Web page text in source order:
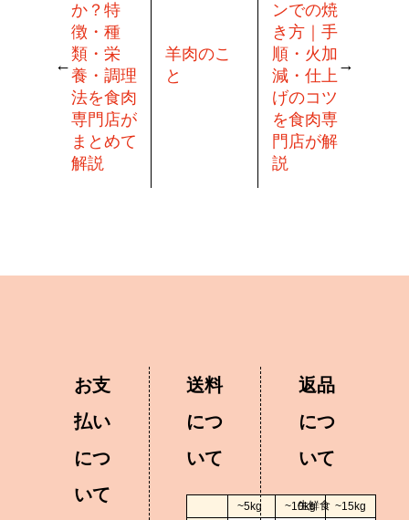
か？特
徴・種
類・栄
養・調理
法を食肉
専門店が
まとめて
解説
羊肉のこ
と
ンでの焼
き方｜手
順・火加
減・仕上
げのコツ
を食肉専
門店が解
説
お支
払い
につ
いて
送料
につ
いて
~5kg ~10kg
~15kg
返品
につ
いて
生鮮食